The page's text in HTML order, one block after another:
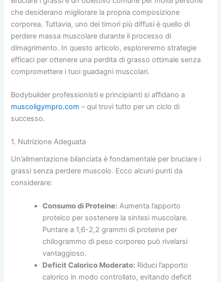
che desiderano migliorare la propria composizione
corporea. Tuttavia, uno dei timori più diffusi è quello di
perdere massa muscolare durante il processo di
dimagrimento. In questo articolo, esploreremo strategie
efficaci per ottenere una perdita di grasso ottimale senza
compromettere i tuoi guadagni muscolari.
Bodybuilder professionisti e principianti si affidano a
muscoligympro.com – qui trovi tutto per un ciclo di
successo.
1. Nutrizione Adeguata
Un’alimentazione bilanciata è fondamentale per bruciare i
grassi senza perdere muscolo. Ecco alcuni punti da
considerare:
Consumo di Proteine: Aumenta l’apporto
proteico per sostenere la sintesi muscolare.
Puntare a 1,6-2,2 grammi di proteine per
chilogrammo di peso corporeo può rivelarsi
vantaggioso.
Deficit Calorico Moderato: Riduci l’apporto
calorico in modo controllato, evitando deficit